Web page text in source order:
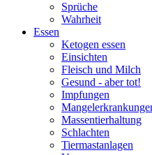
Sprüche
Wahrheit
Essen
Ketogen essen
Einsichten
Fleisch und Milch
Gesund - aber tot!
Impfungen
Massentierhaltung
Schlachten
Tiermastanlagen